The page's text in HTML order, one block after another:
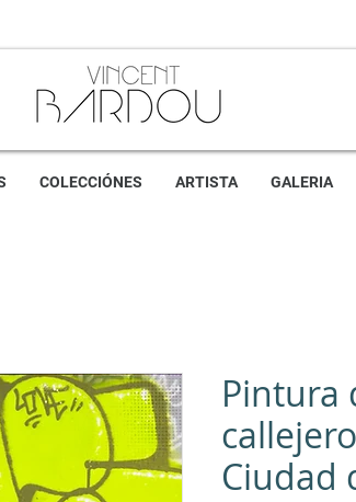
COLECCIÓNES ARTISTA GALERIA
Pintura
Ciudad